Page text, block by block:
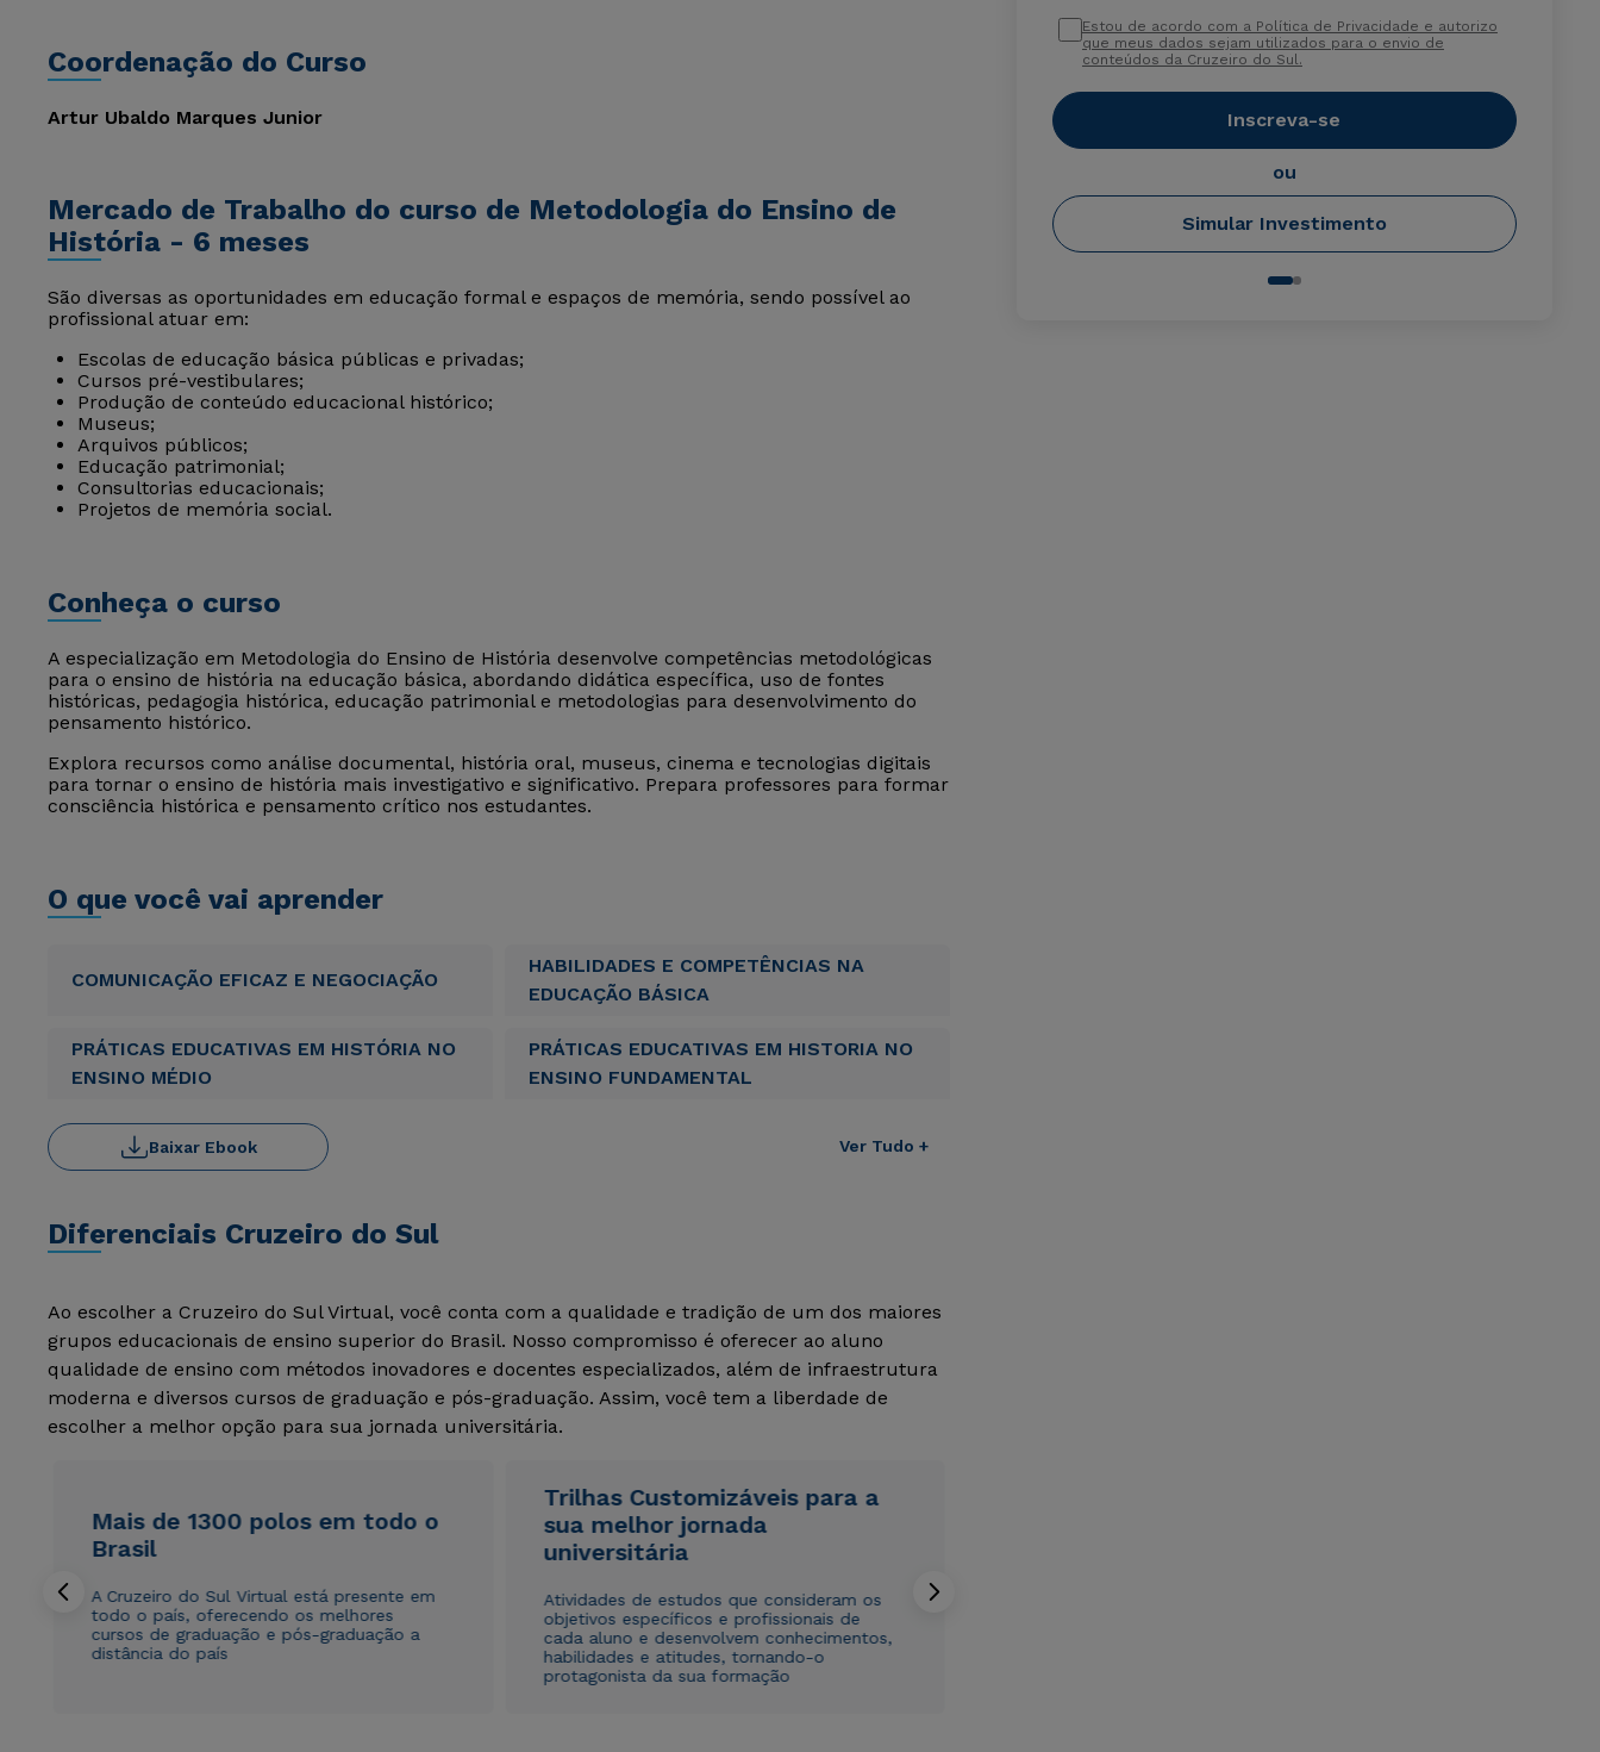
Coordenação do Curso
Artur Ubaldo Marques Junior
Mercado de Trabalho do curso de Metodologia do Ensino de
História - 6 meses
São diversas as oportunidades em educação formal e espaços de memória, sendo possível ao
profissional atuar em:
Escolas de educação básica públicas e privadas;
Cursos pré-vestibulares;
Produção de conteúdo educacional histórico;
Museus;
Arquivos públicos;
Educação patrimonial;
Consultorias educacionais;
Projetos de memória social.
Conheça o curso
A especialização em Metodologia do Ensino de História desenvolve competências metodológicas
para o ensino de história na educação básica, abordando didática específica, uso de fontes
históricas, pedagogia histórica, educação patrimonial e metodologias para desenvolvimento do
pensamento histórico.
Explora recursos como análise documental, história oral, museus, cinema e tecnologias digitais
para tornar o ensino de história mais investigativo e significativo. Prepara professores para formar
consciência histórica e pensamento crítico nos estudantes.
O que você vai aprender
COMUNICAÇÃO EFICAZ E NEGOCIAÇÃO
HABILIDADES E COMPETÊNCIAS NA
EDUCAÇÃO BÁSICA
PRÁTICAS EDUCATIVAS EM HISTÓRIA NO
ENSINO MÉDIO
PRÁTICAS EDUCATIVAS EM HISTORIA NO
ENSINO FUNDAMENTAL
Ver Tudo +
Baixar Ebook
Diferenciais Cruzeiro do Sul
Ao escolher a Cruzeiro do Sul Virtual, você conta com a qualidade e tradição de um dos maiores
grupos educacionais de ensino superior do Brasil. Nosso compromisso é oferecer ao aluno
qualidade de ensino com métodos inovadores e docentes especializados, além de infraestrutura
moderna e diversos cursos de graduação e pós-graduação. Assim, você tem a liberdade de
escolher a melhor opção para sua jornada universitária.
Mais de 1300 polos em todo o
Brasil
A Cruzeiro do Sul Virtual está presente em
todo o país, oferecendo os melhores
cursos de graduação e pós-graduação a
distância do país
Trilhas Customizáveis para a
sua melhor jornada
universitária
Atividades de estudos que consideram os
objetivos específicos e profissionais de
cada aluno e desenvolvem conhecimentos,
habilidades e atitudes, tornando-o
protagonista da sua formação
Estou de acordo com a Política de Privacidade e autorizo
que meus dados sejam utilizados para o envio de
conteúdos da Cruzeiro do Sul.
Inscreva-se
ou
Simular Investimento
Rápido e fácil
WhatsApp
Rápido e fácil
WhatsApp